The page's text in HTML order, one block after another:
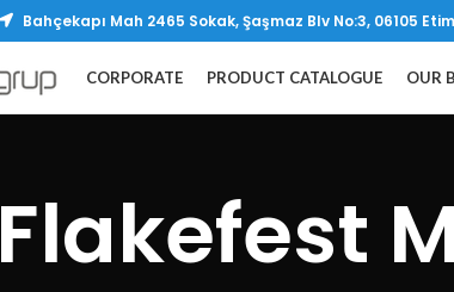
Bahçekapı Mah 2465 Sokak, Şaşmaz Blv No:3, 06105
CORPORATE PRODUCT CATALOGUE OUR
Flakefest